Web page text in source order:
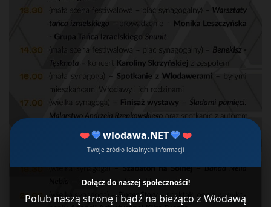
❤️ 💙wlodawa.NET 💙❤️
Twoje źródło lokalnych informacji
Dołącz do naszej społeczności!
Polub naszą stronę i bądź na bieżąco z Włodawą